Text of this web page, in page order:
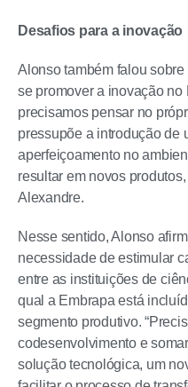
Desafios para a inovação
Alonso também falou
se promover a inovação no
precisamos pensar no
pressupõe a introdução de
aperfeiçoamento no
resultar em novos
Alexandre.
Nesse sentido, Alonso
necessidade de estimular
entre as instituições de
qual a Embrapa está
segmento produtivo.
codesenvolvimento e
solução tecnológica, um